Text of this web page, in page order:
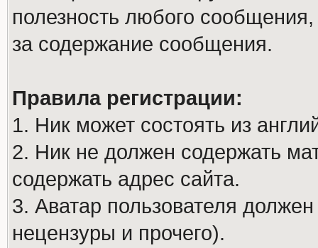
полезность любого
за содержание сообщения.
Правила регистрации:
1. Ник может состоять из
2. Ник не должен содержать
содержать адрес сайта.
3. Аватар пользователя
нецензуры и прочего).